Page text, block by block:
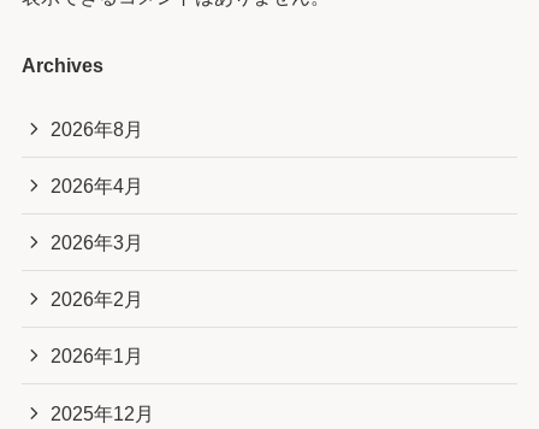
Archives
2026年8月
2026年4月
2026年3月
2026年2月
2026年1月
2025年12月